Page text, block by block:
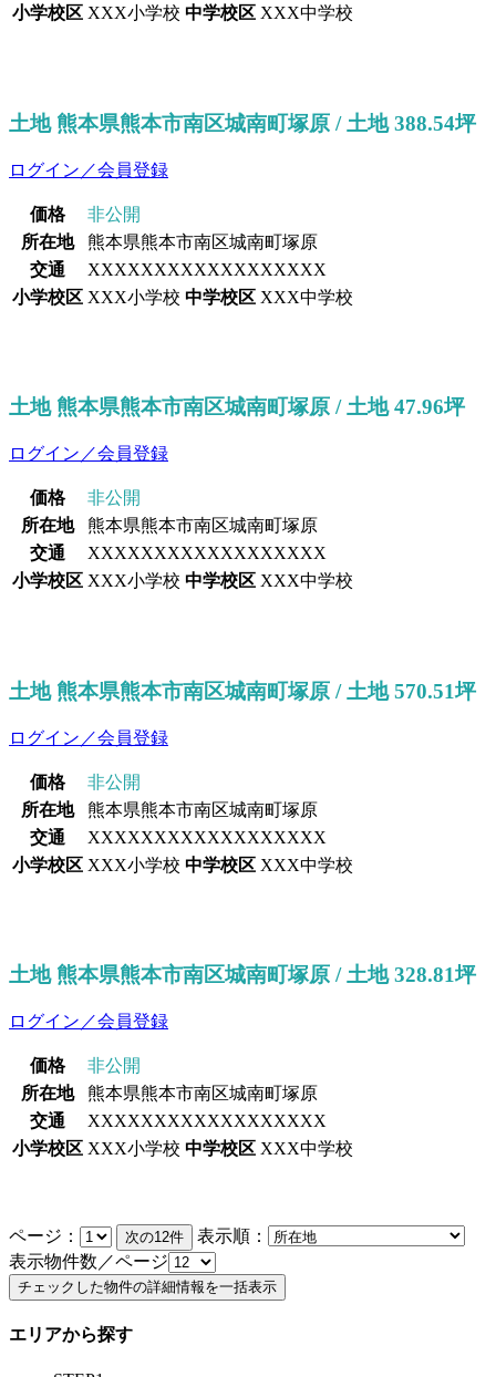
小学校区 XXX小学校 中学校区 XXX中学校
土地 熊本県熊本市南区城南町塚原 / 土地 388.54坪
ログイン／会員登録
価格
非公開
所在地
熊本県熊本市南区城南町塚原
交通
XXXXXXXXXXXXXXXXXX
小学校区 XXX小学校 中学校区 XXX中学校
土地 熊本県熊本市南区城南町塚原 / 土地 47.96坪
ログイン／会員登録
価格
非公開
所在地
熊本県熊本市南区城南町塚原
交通
XXXXXXXXXXXXXXXXXX
小学校区 XXX小学校 中学校区 XXX中学校
土地 熊本県熊本市南区城南町塚原 / 土地 570.51坪
ログイン／会員登録
価格
非公開
所在地
熊本県熊本市南区城南町塚原
交通
XXXXXXXXXXXXXXXXXX
小学校区 XXX小学校 中学校区 XXX中学校
土地 熊本県熊本市南区城南町塚原 / 土地 328.81坪
ログイン／会員登録
価格
非公開
所在地
熊本県熊本市南区城南町塚原
交通
XXXXXXXXXXXXXXXXXX
小学校区 XXX小学校 中学校区 XXX中学校
ページ：
表示順：
表示物件数／ページ
エリアから探す